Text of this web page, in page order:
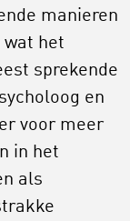
manieren
wat het
sprekende
en
voor meer
in het
als